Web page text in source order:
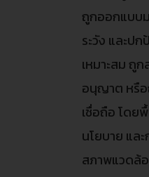
ถูกออกแบบ
ระวัง และป
เหมาะสม ถู
อนุญาต หรือ
เชื่อถือ โดย
นโยบาย แล
สภาพแวดล้